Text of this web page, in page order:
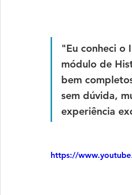
"Eu conheci o
módulo de
bem
sem dúvida,
experiência
https://